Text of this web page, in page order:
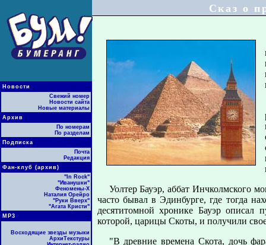
Новости
Свежий номер
Новости сайта
Новые материалы
Архив
По номерам
По разделам
Подписка
Почта
Редакция
Фан-клуб (архив)
"In Rock"
"Иванушки"
Феномены-Х
Наталия Орейро
"Руки Вверх"
"Агата Кристи"
МР3
Восходящие звезды музыки
АрхиТекстуры
Сказ о
Уолтер Бауэр, аббат Инчколмского
часто бывал в Эдинбурге, где тогда
десятитомной хронике Бауэр описал
которой, царицы Скоты, и получили
"В древние времена Скота, дочь